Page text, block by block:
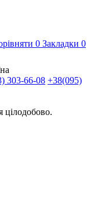
0 Закладки 0
303-66-08 +38(095)
цілодобово.